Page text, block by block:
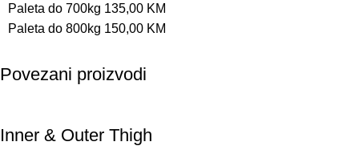
Paleta do 700kg 135,00 KM
Paleta do 800kg 150,00 KM
Povezani proizvodi
Inner & Outer Thigh